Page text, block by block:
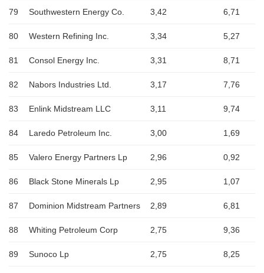
79 Southwestern Energy Co. 3,42 6,71
80 Western Refining Inc. 3,34 5,27
81 Consol Energy Inc. 3,31 8,71
82 Nabors Industries Ltd. 3,17 7,76
83 Enlink Midstream LLC 3,11 9,74
84 Laredo Petroleum Inc. 3,00 1,69
85 Valero Energy Partners Lp 2,96 0,92
86 Black Stone Minerals Lp 2,95 1,07
87 Dominion Midstream Partners 2,89 6,81
88 Whiting Petroleum Corp 2,75 9,36
89 Sunoco Lp 2,75 8,25